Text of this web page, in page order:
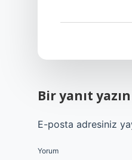
Bir yanıt yazın
E-posta adresiniz
Yorum